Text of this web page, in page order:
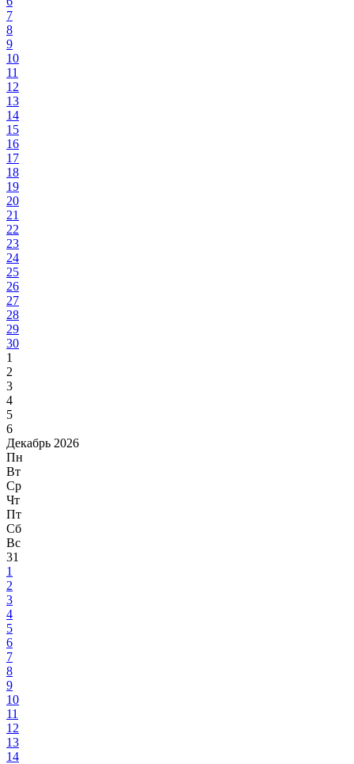
7
8
9
10
11
12
13
14
15
16
17
18
19
20
21
22
23
24
25
26
27
28
29
30
1
2
3
4
5
6
Декабрь 2026
Пн
Вт
Ср
Чт
Пт
Сб
Вс
31
1
2
3
4
5
6
7
8
9
10
11
12
13
14